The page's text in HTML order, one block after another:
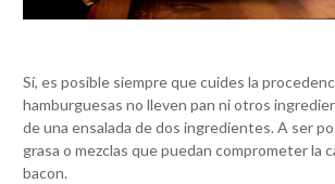
Sí, es posible siempre que cuides la
hamburguesas no lleven pan ni otros
de una ensalada de dos ingredientes. A ser
grasa o mezclas que puedan comprometer la
bacon.